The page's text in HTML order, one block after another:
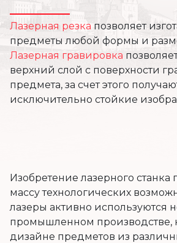
Лазерная резка позволяет
предметы любой формы и
Лазерная гравировка
верхний слой с поверхности
предмета, за счет этого
исключительно стойкие
Изобретение лазерного
массу технологических
лазеры активно используются
промышленном производстве,
дизайне предметов из